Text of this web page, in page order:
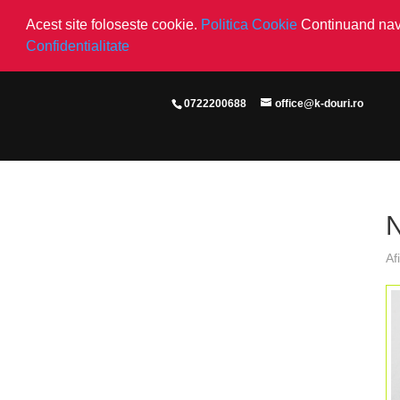
Acest site foloseste cookie. Politica Cookie Continuand
Confidentialitate
0722200688 office@k-douri.ro